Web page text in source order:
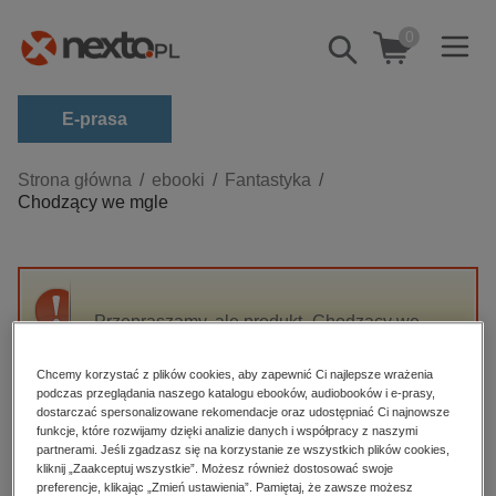
Pokaż/schowaj
wyszukiwarkę
0
E-prasa
Kategorie
Zobacz wszystkie E-prasa
budownictwo, aranżacja wnętrz
darmowe wydania
edukacja
hobby, sport, rozrywka
komputery, internet, technologie, informatyka
Strona główna ebooki
Fantastyka
Chodzący we mgle
Przepraszamy, ale produkt „Chodzący we
High-contrast mode
Polecane
Chcemy korzystać z plików cookies, aby zapewnić Ci najlepsze wrażenia
podczas przeglądania naszego katalogu ebooków, audiobooków i e-prasy,
dostarczać spersonalizowane rekomendacje oraz udostępniać Ci najnowsze
funkcje, które rozwijamy dzięki analizie danych i współpracy z naszymi
partnerami. Jeśli zgadzasz się na korzystanie ze wszystkich plików cookies,
kliknij „Zaakceptuj wszystkie”. Możesz również dostosować swoje
preferencje, klikając „Zmień ustawienia”. Pamiętaj, że zawsze możesz